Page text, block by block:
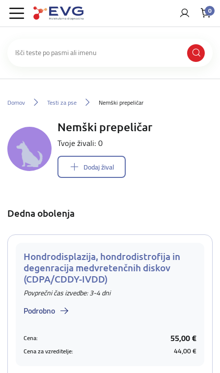
0
Domov Testi za pse Nemški prepeličar
Nemški prepeličar
Tvoje živali: 0
Dodaj žival
Dedna obolenja
Hondrodisplazija, hondrodistrofija in
degenracija medvretenčnih diskov
(CDPA/CDDY-IVDD)
Povprečni čas izvedbe: 3-4 dni
Podrobno
Cena: 55,00 €
Cena za vzreditelje: 44,00 €